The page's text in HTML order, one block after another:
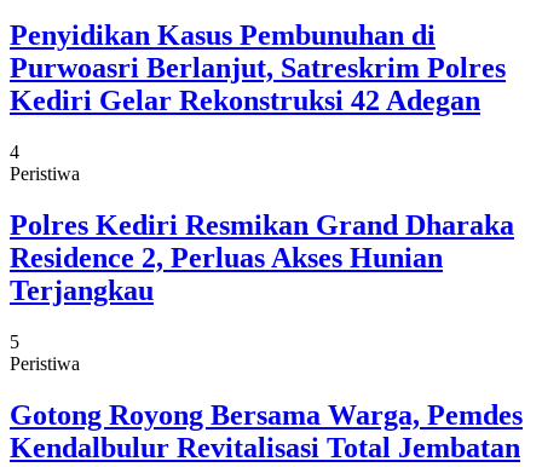
Penyidikan Kasus Pembunuhan di
Purwoasri Berlanjut, Satreskrim Polres
Kediri Gelar Rekonstruksi 42 Adegan
4
Peristiwa
Polres Kediri Resmikan Grand Dharaka
Residence 2, Perluas Akses Hunian
Terjangkau
5
Peristiwa
Gotong Royong Bersama Warga, Pemdes
Kendalbulur Revitalisasi Total Jembatan